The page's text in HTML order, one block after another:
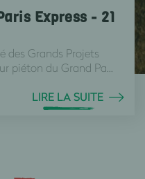
Express - 21
des Grands Projets
piéton du Grand Pa...
LIRE LA SUITE